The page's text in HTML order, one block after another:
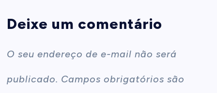
Deixe um comentário
O seu endereço de e-mail não será
publicado. Campos obrigatórios são